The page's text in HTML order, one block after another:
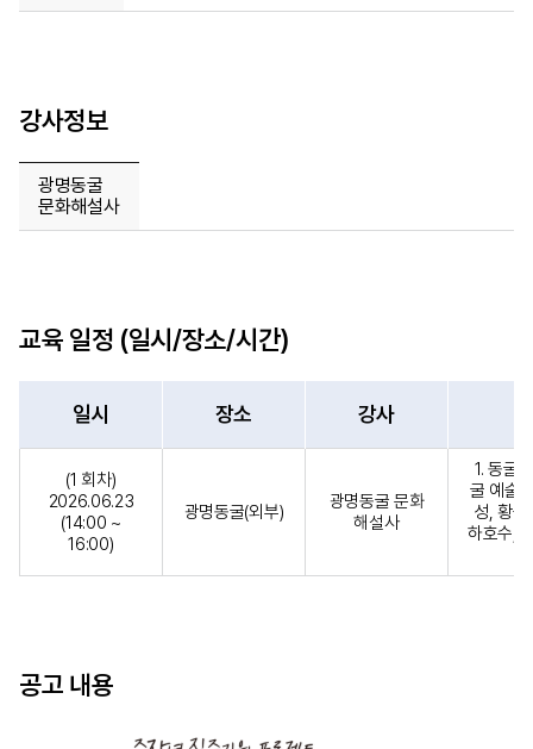
강사정보
광명동굴
문화해설사
교육 일정 (일시/장소/시간)
일시 장소 강사
(1 회차)
2026.06.23
(14:00 ~
16:00)
광명동굴(외부)
광명동굴 문화
해설사
1. 동굴
굴 예술
성, 황금
하호수,
공고 내용